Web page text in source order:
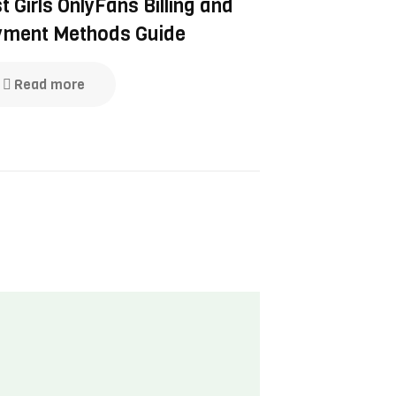
Girls OnlyFans Billing and
Methods Guide
Read more